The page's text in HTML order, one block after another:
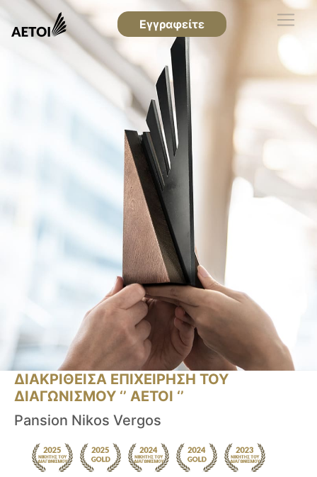
Εγγραφείτε
ΔΙΑΚΡΙΘΕΙΣΑ ΕΠΙΧΕΙΡΗΣΗ ΤΟΥ
ΔΙΑΓΩΝΙΣΜΟΥ ‘’ ΑΕΤΟΙ ‘’
Pansion Nikos Vergos